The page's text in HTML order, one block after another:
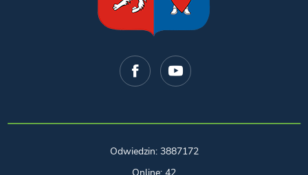
Odwiedzin: 3887172